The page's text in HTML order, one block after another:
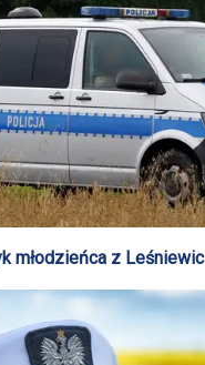
młodzieńca z Leśniewic